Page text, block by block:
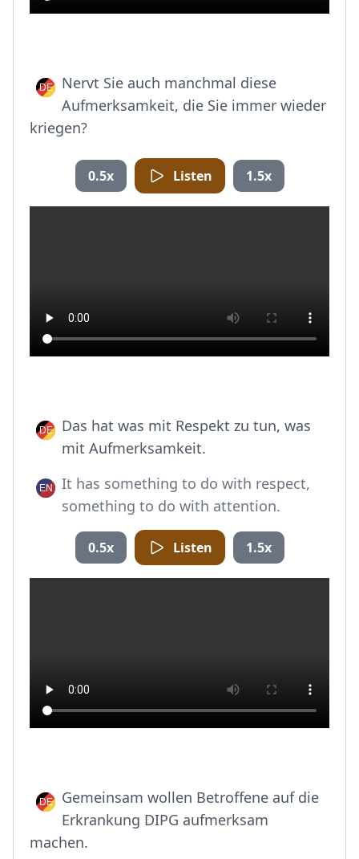
Nervt Sie auch manchmal diese
Aufmerksamkeit, die Sie immer wieder
kriegen?
0.5x Listen 1.5x
Das hat was mit Respekt zu tun, was
mit Aufmerksamkeit.
It has something to do with respect,
something to do with attention.
0.5x Listen 1.5x
Gemeinsam wollen Betroffene auf die
Erkrankung DIPG aufmerksam
machen.